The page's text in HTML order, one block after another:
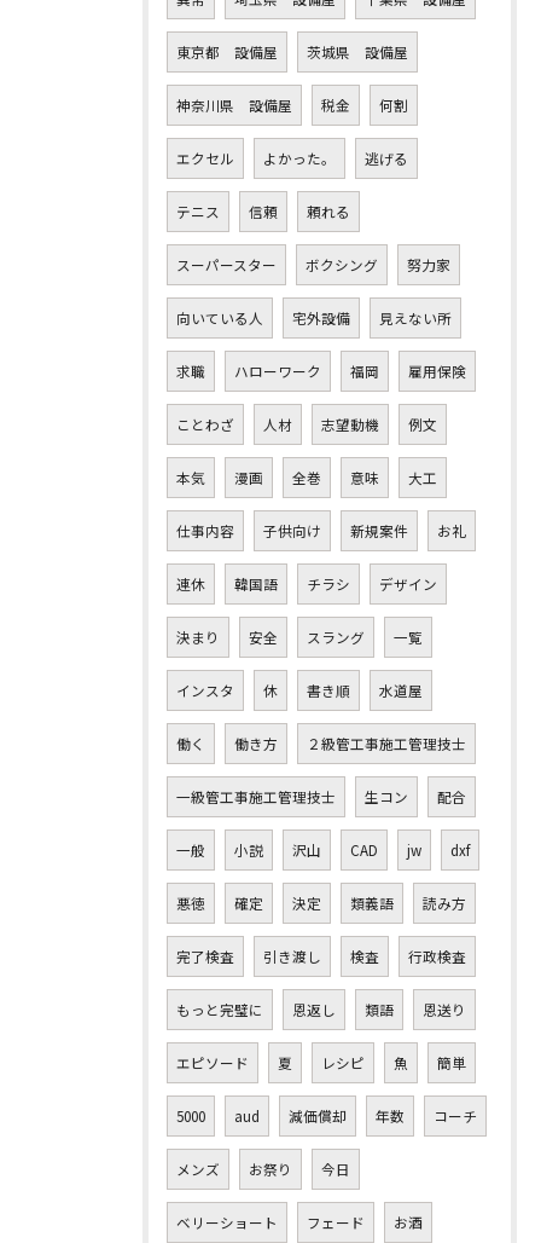
東京都 設備屋 茨城県 設備屋
神奈川県 設備屋 税金 何割
エクセル よかった。 逃げる
テニス 信頼 頼れる
スーパースター ボクシング 努力家
向いている人 宅外設備 見えない所
求職 ハローワーク 福岡 雇用保険
ことわざ 人材 志望動機 例文
本気 漫画 全巻 意味 大工
仕事内容 子供向け 新規案件 お礼
連休 韓国語 チラシ デザイン
決まり 安全 スラング 一覧
インスタ 休 書き順 水道屋
働く 働き方 ２級管工事施工管理技士
一級管工事施工管理技士 生コン 配合
一般 小説 沢山 CAD jw dxf
悪徳 確定 決定 類義語 読み方
完了検査 引き渡し 検査 行政検査
もっと完璧に 恩返し 類語 恩送り
エピソード 夏 レシピ 魚 簡単
5000 aud 減価償却 年数 コーチ
メンズ お祭り 今日
ベリーショート フェード お酒